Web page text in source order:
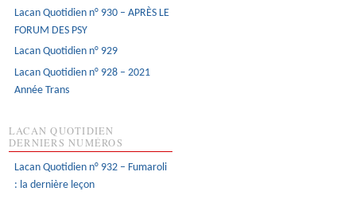
Lacan Quotidien n° 930 – APRÈS LE
FORUM DES PSY
Lacan Quotidien n° 929
Lacan Quotidien n° 928 – 2021
Année Trans
LACAN QUOTIDIEN
DERNIERS NUMÉROS
Lacan Quotidien n° 932 – Fumaroli
: la dernière leçon